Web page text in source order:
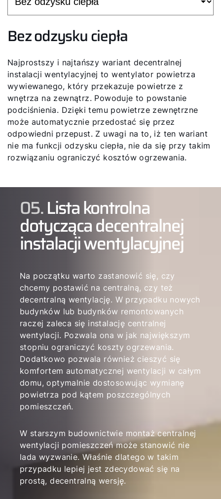
Bez odzysku ciepła
Najprostszy i najtańszy wariant decentralnej
instalacji wentylacyjnej to wentylator powietrza
wywiewanego, który przekazuje powietrze z
wnętrza na zewnątrz. Powoduje to powstanie
podciśnienia. Dzięki temu powietrze zewnętrzne
może automatycznie przedostać się przez
odpowiedni przepust. Z uwagi na to, iż ten wariant
nie ma funkcji odzysku ciepła, nie da się przy takim
rozwiązaniu ograniczyć kosztów ogrzewania.
05.Lista kontrolna
dotycząca decentralnej
instalacji wentylacyjnej
Na początku warto zastanowić się, czy
chcemy postawić na centralną, czy też
decentralną wentylację. W przypadku nowych
budynków lub budynków remontowanych
raczej zaleca się instalację centralnej
wentylacji. Pozwala ona w jak największym
stopniu ograniczyć koszty ogrzewania.
Dodatkowo pozwala również cieszyć się
komfortem automatycznej wentylacji w całym
domu, optymalnie dostosowując wymianę
powietrza pod kątem poszczególnych
pomieszczeń.
W starszym budownictwie montaż centralnej
wentylacji pomieszczeń może stanowić nie
lada wyzwanie. Właśnie dlatego w takim
przypadku lepiej jest zdecydować się na
prostą, decentralną wersję.